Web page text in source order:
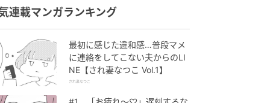
連載マンガランキング
最初に感じた違和感…普段マメ
に連絡をしてこない夫からのLI
NE【され妻なつこ Vol.1】
され妻なつこ